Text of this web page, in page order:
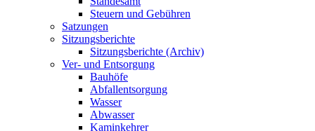
Steuern und Gebühren
Satzungen
Sitzungsberichte
Sitzungsberichte (Archiv)
Ver- und Entsorgung
Bauhöfe
Abfallentsorgung
Wasser
Abwasser
Kaminkehrer